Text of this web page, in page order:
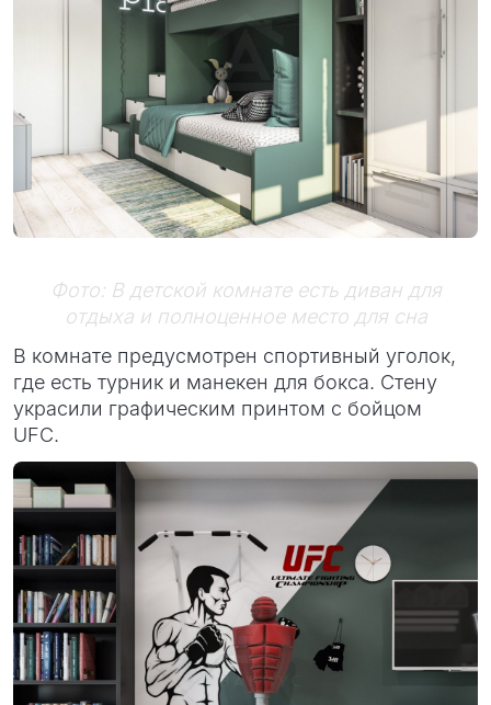
Фото: В детской комнате есть диван для
отдыха и полноценное место для сна
В комнате предусмотрен спортивный уголок,
где есть турник и манекен для бокса. Стену
украсили графическим принтом с бойцом
UFC.